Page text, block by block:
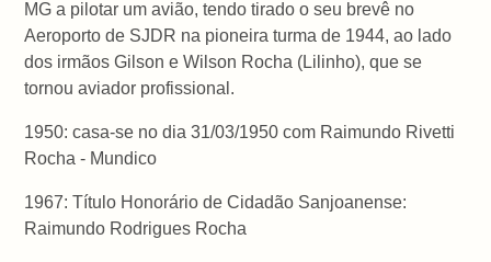
MG a pilotar um avião, tendo tirado o seu brevê no
Aeroporto de SJDR na pioneira turma de 1944, ao lado
dos irmãos Gilson e Wilson Rocha (Lilinho), que se
tornou aviador profissional.
1950: casa-se no dia 31/03/1950 com Raimundo Rivetti
Rocha - Mundico
1967: Título Honorário de Cidadão Sanjoanense:
Raimundo Rodrigues Rocha